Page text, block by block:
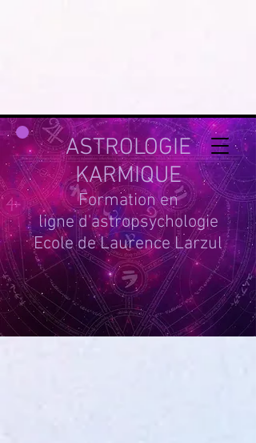
ASTROLOGIE
KARMIQUE
Formation en
ligne d'astropsychologie
Ecole de Laurence Larzul